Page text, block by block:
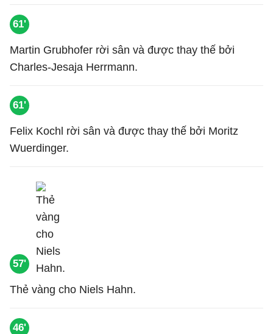
61'
Martin Grubhofer rời sân và được thay thế bởi
Charles-Jesaja Herrmann.
61'
Felix Kochl rời sân và được thay thế bởi Moritz
Wuerdinger.
57'
Thẻ vàng cho Niels Hahn.
46'